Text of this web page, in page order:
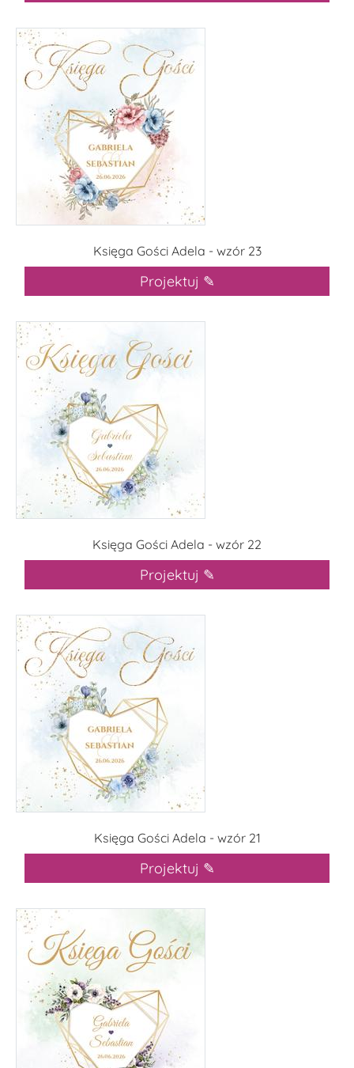
Księga Gości Adela - wzór 23
Projektuj ✎
Księga Gości Adela - wzór 22
Projektuj ✎
Księga Gości Adela - wzór 21
Projektuj ✎